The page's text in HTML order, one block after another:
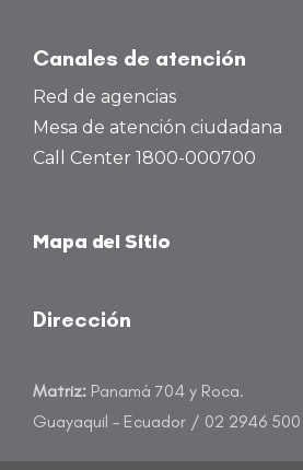
Canales de atención
Red de agencias
Mesa de atención ciudadana
Call Center 1800-000700
Mapa del Sitio
Dirección
Matriz: Panamá 704 y Roca.
Guayaquil – Ecuador / 02 2946 500